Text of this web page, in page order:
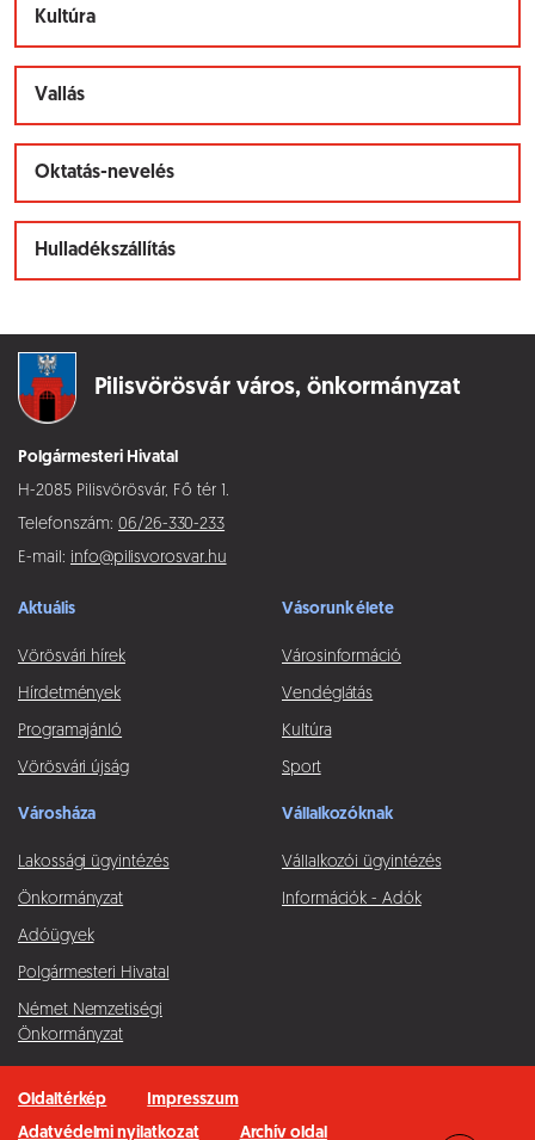
Kultúra
Vallás
Oktatás-nevelés
Hulladékszállítás
Pilisvörösvár város, önkormányzat
Polgármesteri Hivatal
H-2085 Pilisvörösvár, Fő tér 1.
Telefonszám: 06/26-330-233
E-mail: info@pilisvorosvar.hu
Aktuális
Vörösvári hírek
Hírdetmények
Programajánló
Vörösvári újság
Vásorunk élete
Városinformáció
Vendéglátás
Kultúra
Sport
Városháza
Lakossági ügyintézés
Önkormányzat
Adóügyek
Polgármesteri Hivatal
Német Nemzetiségi
Önkormányzat
Vállalkozóknak
Vállalkozói ügyintézés
Információk - Adók
Oldaltérkép
Impresszum
Adatvédelmi nyilatkozat
Archív oldal